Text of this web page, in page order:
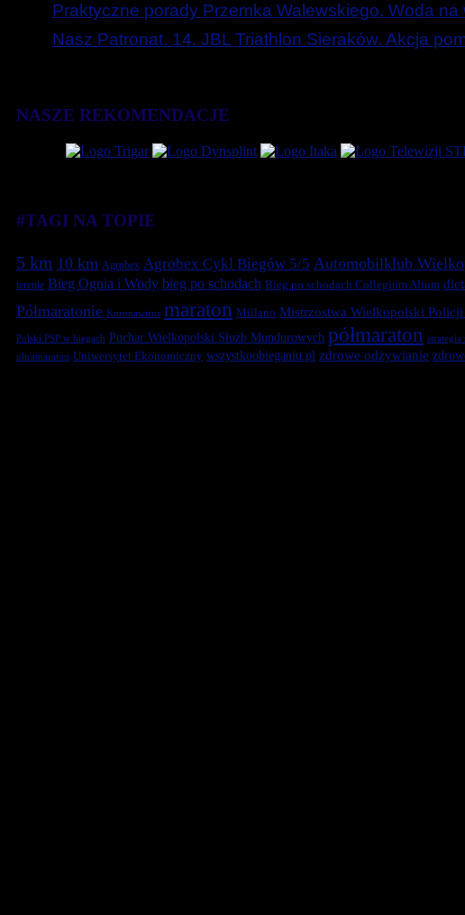
Praktyczne porady Przemka Walewskiego. Woda na
Nasz Patronat. 14. JBL Triathlon Sieraków. Akcja
NASZE REKOMENDACJE
#TAGI NA TOPIE
5 km 10 km Agrobex Agrobex Cykl Biegów 5/5 Automobilklub
terenie Bieg Ognia i Wody bieg po schodach Bieg po schodach Collegium Altum
Półmaratonie Koronawirus maraton Millano Mistrzostwa Wielkopolski
Polski PSP w biegach Puchar Wielkopolski Służb Mundurowych półmaraton strategia
ultramaraton Uniwersytet Ekonomiczny wszystkoobieganiu.pl zdrowe odżywianie